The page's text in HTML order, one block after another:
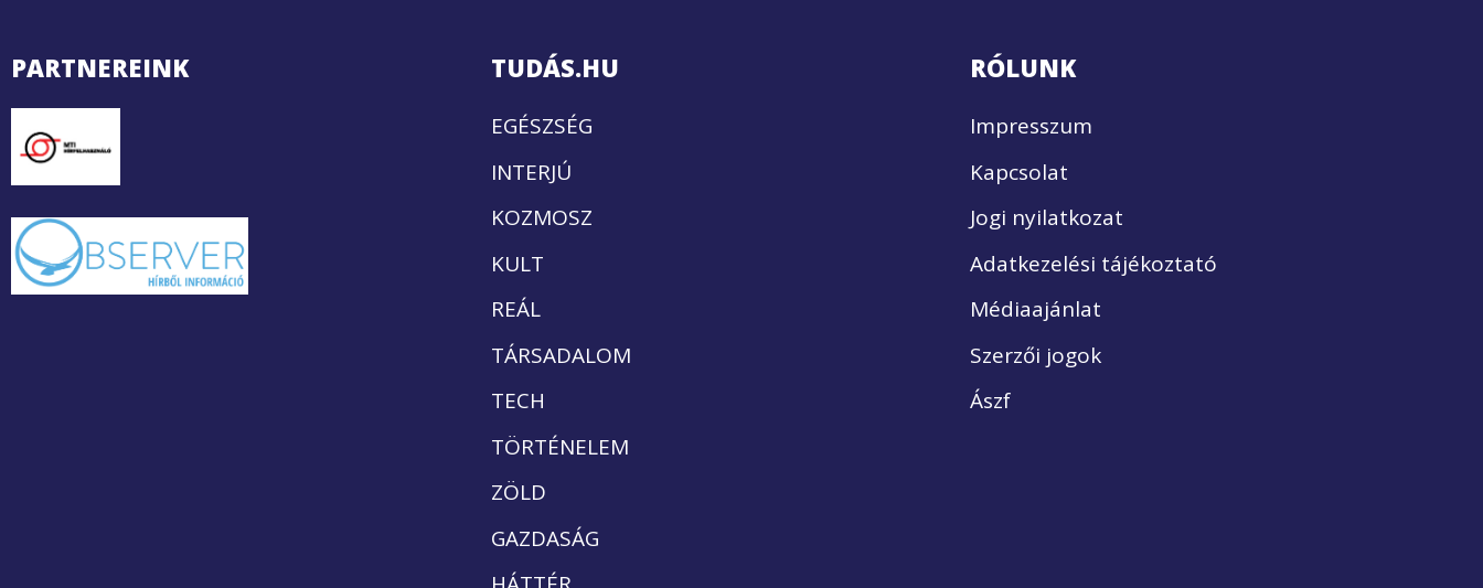
PARTNEREINK TUDÁS.HU
EGÉSZSÉG
INTERJÚ
KOZMOSZ
KULT
REÁL
TÁRSADALOM
TECH
TÖRTÉNELEM
ZÖLD
GAZDASÁG
RÓLUNK
Impresszum
Kapcsolat
Jogi nyilatkozat
Adatkezelési tájékoztató
Médiaajánlat
Szerzői jogok
Ászf